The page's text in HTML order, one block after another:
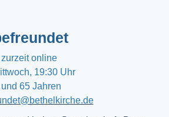
online
19:30 Uhr
65 Jahren